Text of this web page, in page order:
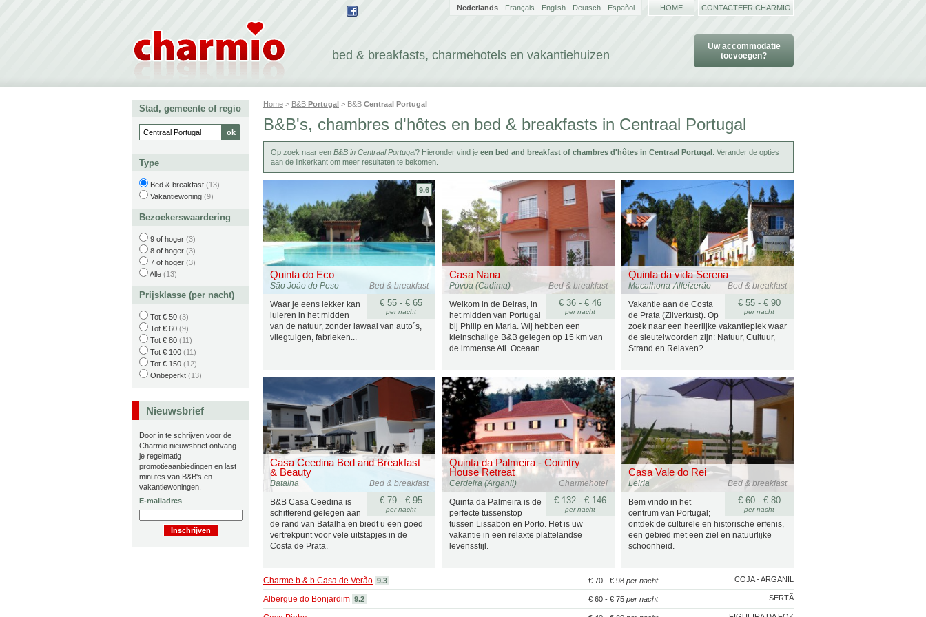
bed & breakfasts, charmehotels en vakantiehuizen
Uw accommodatie
toevoegen?
Nederlands Français English Deutsch Español HOME CONTACTEER CHARMIO
Home > B&B Portugal > B&B Centraal Portugal
B&B's, chambres d'hôtes en bed & breakfasts in Centraal Portugal
Op zoek naar een B&B in Centraal Portugal? Hieronder vind je een bed and breakfast of chambres d'hôtes in Centraal Portugal . Verander de opties
aan de linkerkant om meer resultaten te bekomen.
Quinta do Eco
Bed & breakfast
São João do Peso
9.6
€ 55 - € 65
per nacht
Waar je eens lekker kan
luieren in het midden
van de natuur, zonder lawaai van auto´s,
vliegtuigen, fabrieken...
Casa Nana
Bed & breakfast
Póvoa (Cadima)
€ 36 - € 46
per nacht
Welkom in de Beiras, in
het midden van Portugal
bij Philip en Maria. Wij hebben een
kleinschalige B&B gelegen op 15 km van
de immense Atl. Oceaan.
Quinta da vida Serena
Bed & breakfast
Macalhona-Alfeizerão
€ 55 - € 90
per nacht
Vakantie aan de Costa
de Prata (Zilverkust). Op
zoek naar een heerlijke vakantieplek waar
de sleutelwoorden zijn: Natuur, Cultuur,
Strand en Relaxen?
Casa Ceedina Bed and Breakfast
& Beauty
Bed & breakfast
Batalha
€ 79 - € 95
per nacht
B&B Casa Ceedina is
schitterend gelegen aan
de rand van Batalha en biedt u een goed
vertrekpunt voor vele uitstapjes in de
Costa de Prata.
Quinta da Palmeira - Country
House Retreat
Charmehotel
Cerdeira (Arganil)
€ 132 - € 146
per nacht
Quinta da Palmeira is de
perfecte tussenstop
tussen Lissabon en Porto. Het is uw
vakantie in een relaxte plattelandse
levensstijl.
Casa Vale do Rei
Bed & breakfast
Leiria
€ 60 - € 80
per nacht
Bem vindo in het
centrum van Portugal;
ontdek de culturele en historische erfenis,
een gebied met een ziel en natuurlijke
schoonheid.
COJA - ARGANIL
Charme b & b Casa de Verão 9.3 € 70 - € 98 per nacht
SERTÃ
Albergue do Bonjardim 9.2 € 60 - € 75 per nacht
Stad, gemeente of regio
Type
Bed & breakfast (13)
Vakantiewoning (9)
Bezoekerswaardering
9 of hoger (3)
8 of hoger (3)
7 of hoger (3)
Alle (13)
Prijsklasse (per nacht)
Tot € 50 (3)
Tot € 60 (9)
Tot € 80 (11)
Tot € 100 (11)
Tot € 150 (12)
Onbeperkt (13)
Nieuwsbrief
Door in te schrijven voor de
Charmio nieuwsbrief ontvang
je regelmatig
promotieaanbiedingen en last
minutes van B&B's en
vakantiewoningen.
E-mailadres